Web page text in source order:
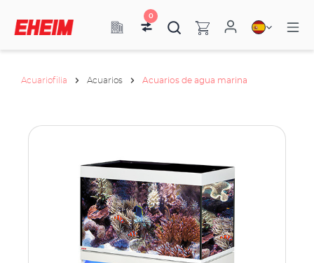
0
Acuariofilia Acuarios Acuarios de agua marina